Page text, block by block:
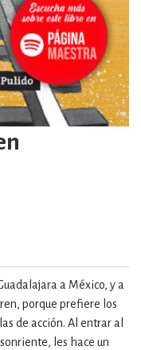
a México, y a
porque prefiere los
de acción. Al entrar al
les hace un